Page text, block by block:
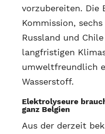
vorzubereiten. Die
Kommission,
Russland und
langfristigen
umweltfreundlich
Wasserstoff.
Elektrolyseure
ganz Belgien
Aus der derzeit